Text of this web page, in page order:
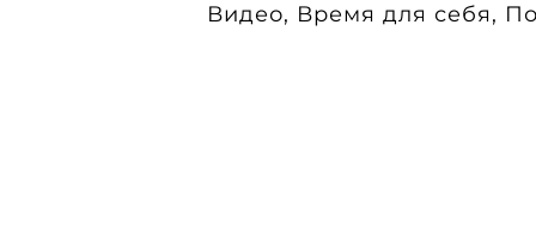
Видео, Время для себя,